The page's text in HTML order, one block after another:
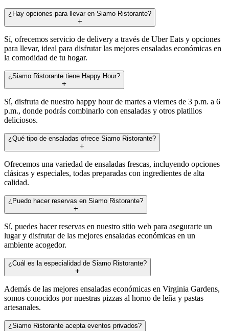
¿Hay opciones para llevar en Siamo Ristorante?
Sí, ofrecemos servicio de delivery a través de Uber Eats y opciones
para llevar, ideal para disfrutar las mejores ensaladas económicas en
la comodidad de tu hogar.
¿Siamo Ristorante tiene Happy Hour?
Sí, disfruta de nuestro happy hour de martes a viernes de 3 p.m. a 6
p.m., donde podrás combinarlo con ensaladas y otros platillos
deliciosos.
¿Qué tipo de ensaladas ofrece Siamo Ristorante?
Ofrecemos una variedad de ensaladas frescas, incluyendo opciones
clásicas y especiales, todas preparadas con ingredientes de alta
calidad.
¿Puedo hacer reservas en Siamo Ristorante?
Sí, puedes hacer reservas en nuestro sitio web para asegurarte un
lugar y disfrutar de las mejores ensaladas económicas en un
ambiente acogedor.
¿Cuál es la especialidad de Siamo Ristorante?
Además de las mejores ensaladas económicas en Virginia Gardens,
somos conocidos por nuestras pizzas al horno de leña y pastas
artesanales.
¿Siamo Ristorante acepta eventos privados?